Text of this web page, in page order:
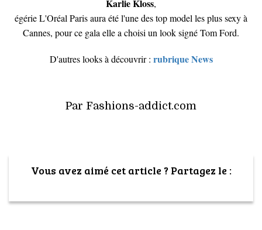
Karlie Kloss,
égérie L'Oréal Paris aura été l'une des top model les plus sexy à
Cannes, pour ce gala elle a choisi un look signé Tom Ford.
D'autres looks à découvrir : rubrique News
Par Fashions-addict.com
Vous avez aimé cet article ? Partagez le :